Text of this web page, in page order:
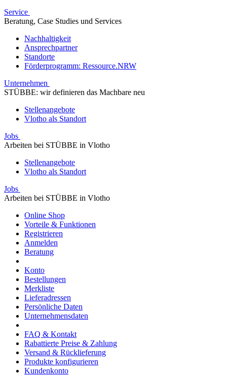
Service
Beratung, Case Studies und Services
Nachhaltigkeit
Ansprechpartner
Standorte
Förderprogramm: Ressource.NRW
Unternehmen
STÜBBE: wir definieren das Machbare neu
Stellenangebote
Vlotho als Standort
Jobs
Arbeiten bei STÜBBE in Vlotho
Stellenangebote
Vlotho als Standort
Jobs
Arbeiten bei STÜBBE in Vlotho
Online Shop
Vorteile & Funktionen
Registrieren
Anmelden
Beratung
Konto
Bestellungen
Merkliste
Lieferadressen
Persönliche Daten
Unternehmensdaten
FAQ & Kontakt
Rabattierte Preise & Zahlung
Versand & Rücklieferung
Produkte konfigurieren
Kundenkonto